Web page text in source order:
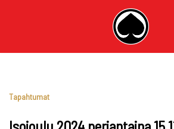
Tapahtumat